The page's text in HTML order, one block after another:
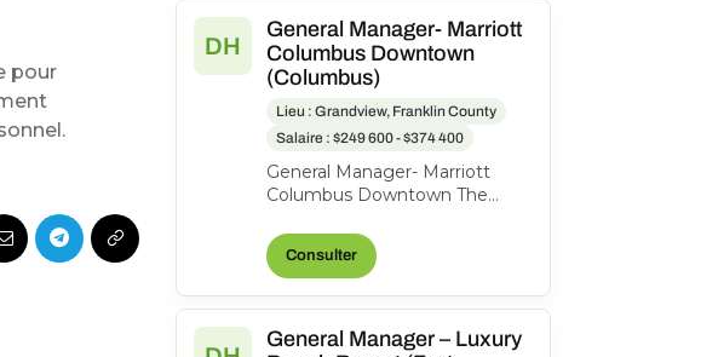
pour
DH
General Manager- Marriott
Columbus Downtown
(Columbus)
Lieu : Grandview, Franklin County
Salaire : $249 600 - $374 400
General Manager- Marriott
Columbus Downtown The
St., Columbus, Ohio, United
States o...
Consulter
General Manager – Luxury